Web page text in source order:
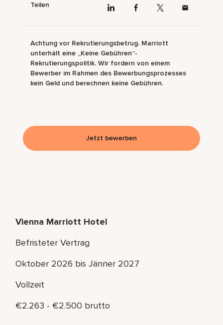
Vienna Marriott Hotel
Befristeter Vertrag
Oktober 2026 bis Jänner 2027
Vollzeit
€2.263 - €2.500 brutto
Teilen
Achtung vor Rekrutierungsbetrug. Marriott
unterhält eine „Keine Gebühren“-
Rekrutierungspolitik. Wir fordern von einem
Bewerber im Rahmen des Bewerbungsprozesses
kein Geld und berechnen keine Gebühren.
Jetzt bewerben